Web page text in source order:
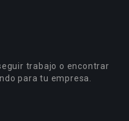
trabajo o encontrar
para tu empresa.